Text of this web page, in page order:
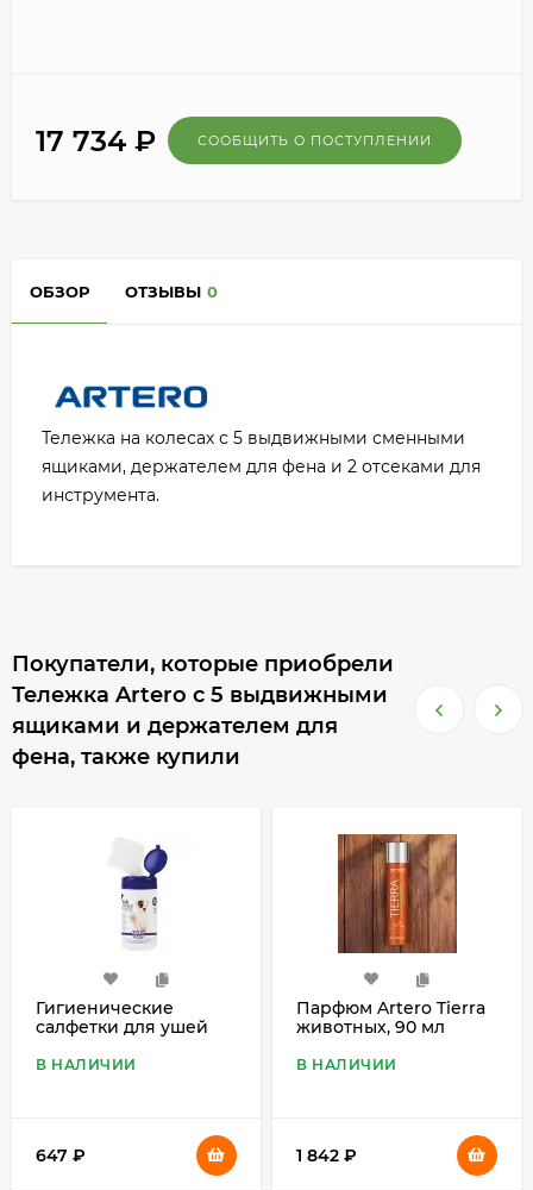
17 734 ₽ СООБЩИТЬ О ПОСТУПЛЕНИИ
ОБЗОР ОТЗЫВЫ 0
Тележка на колесах с 5 выдвижными сменными
ящиками, держателем для фена и 2 отсеками для
инструмента.
Покупатели, которые приобрели
Тележка Artero с 5 выдвижными
ящиками и держателем для
фена, также купили
Гигиенические
салфетки для ушей
В НАЛИЧИИ
647 ₽
Парфюм Artero Tierra
животных, 90 мл
В НАЛИЧИИ
1 842 ₽